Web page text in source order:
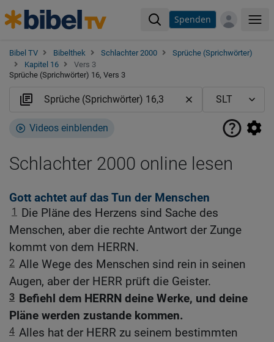
Spenden
Bibel TV Bibelthek Schlachter 2000
Sprüche (Sprichwörter)
Kapitel 16
Vers 3
Sprüche (Sprichwörter) 16, Vers 3
Videos einblenden
Schlachter 2000 online lesen
Gott achtet auf das Tun der Menschen
1
Die Pläne des Herzens sind Sache des
Menschen, aber die rechte Antwort der Zunge
kommt von dem HERRN.
2 Alle Wege des Menschen sind rein in seinen
Augen, aber der HERR prüft die Geister.
3 Befiehl dem HERRN deine Werke, und deine
Pläne werden zustande kommen.
4 Alles hat der HERR zu seinem bestimmten